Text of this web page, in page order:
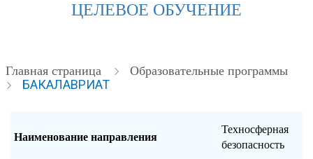
ЦЕЛЕВОЕ ОБУЧЕНИЕ
Главная страница Образовательные программы
БАКАЛАВРИАТ
Наименование направления
Техносферная
безопасность